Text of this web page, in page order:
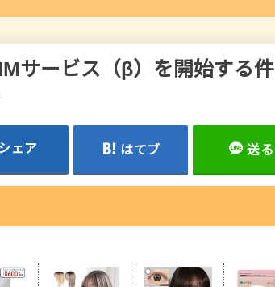
サービス（β）を開始する件
ェア はてブ 送る